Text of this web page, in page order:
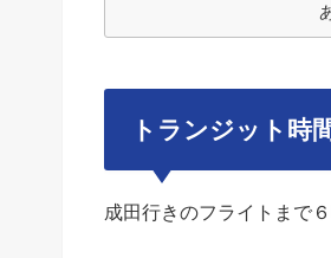
トランジット時
成田行きのフライトまで